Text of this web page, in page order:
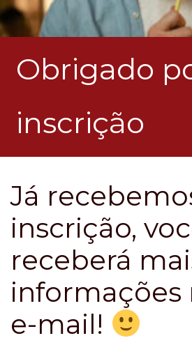
Obrigado
inscrição
Já
inscrição,
receberá
informações
e-mail!